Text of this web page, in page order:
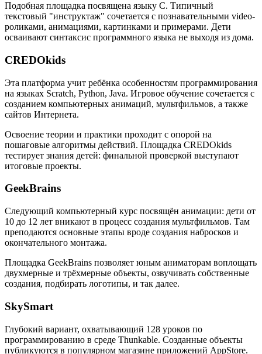
Подобная площадка посвящена языку C. Типичный
текстовый "инструктаж" сочетается с познавательными video-
роликами, анимациями, картинками и примерами. Дети
осваивают синтаксис программного языка не выходя из дома.
CREDOkids
Эта платформа учит ребёнка особенностям программирования
на языках Scratch, Python, Java. Игровое обучение сочетается с
созданием компьютерных анимаций, мультфильмов, а также
сайтов Интернета.
Освоение теории и практики проходит с опорой на
пошаговые алгоритмы действий. Площадка CREDOkids
тестирует знания детей: финальной проверкой выступают
итоговые проекты.
GeekBrains
Следующий компьютерный курс посвящён анимации: дети от
10 до 12 лет вникают в процесс создания мультфильмов. Там
преподаются основные этапы вроде создания набросков и
окончательного монтажа.
Площадка GeekBrains позволяет юным аниматорам воплощать
двухмерные и трёхмерные объекты, озвучивать собственные
создания, подбирать логотипы, и так далее.
SkySmart
Глубокий вариант, охватывающий 128 уроков по
программированию в среде Thunkable. Созданные объекты
публикуются в популярном магазине приложений AppStore.